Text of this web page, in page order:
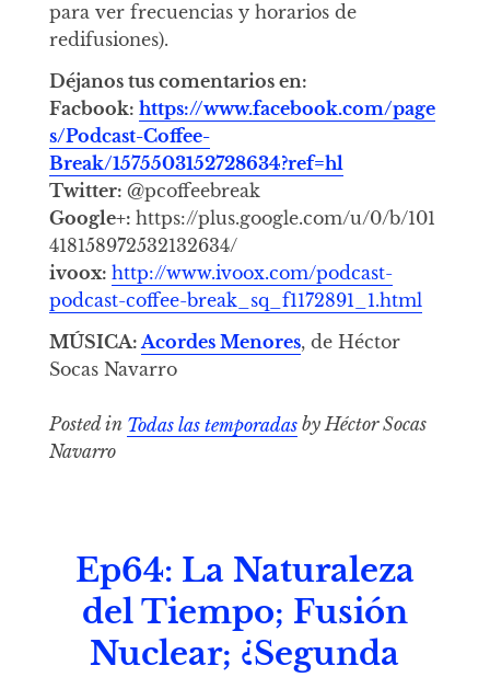
para ver frecuencias y horarios de
redifusiones).
Déjanos tus comentarios en:
Facbook: https://www.facebook.com/page
s/Podcast-Coffee-
Break/1575503152728634?ref=hl
Twitter: @pcoffeebreak
Google+: https://plus.google.com/u/0/b/101
418158972532132634/
ivoox: http://www.ivoox.com/podcast-
podcast-coffee-break_sq_f1172891_1.html
MÚSICA: Acordes Menores, de Héctor
Socas Navarro
Posted in Todas las temporadasby Héctor Socas
Navarro
Ep64: La Naturaleza
del Tiempo; Fusión
Nuclear; ¿Segunda